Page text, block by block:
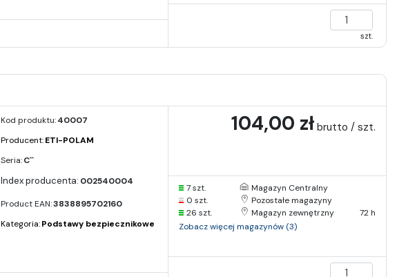
szt.
Kod produktu: 40007
Producent: ETI-POLAM
Seria: C``
002540004
Product EAN:3838895702160
Kategoria: Podstawy bezpiecznikowe
104,00 zł brutto / szt.
7 szt.
Magazyn Centralny
0 szt.
Pozostałe magazyny
26 szt.
Magazyn zewnętrzny
72 h
Zobacz więcej magazynów (3)